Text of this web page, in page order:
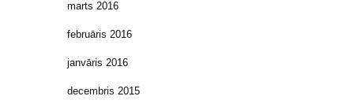
marts 2016
februāris 2016
janvāris 2016
decembris 2015